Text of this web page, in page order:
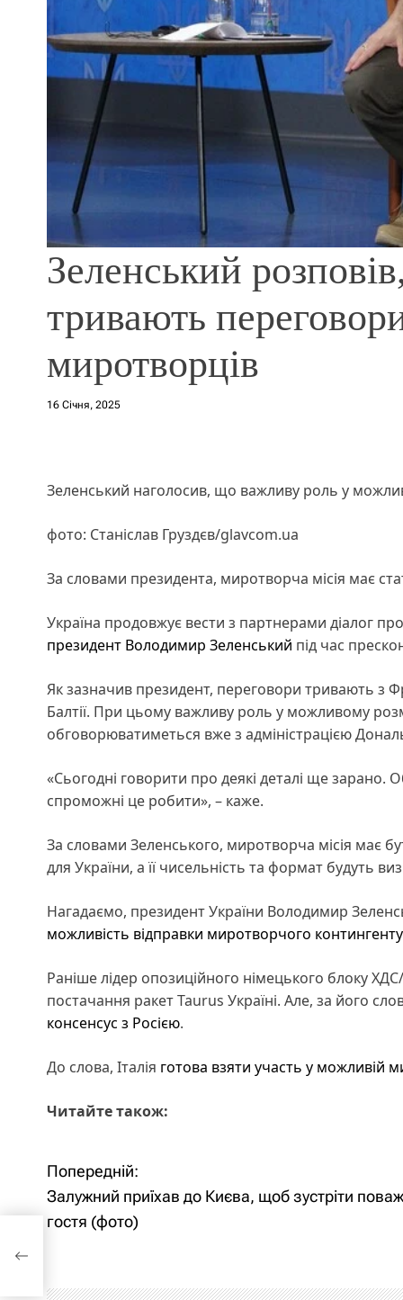
Зеленський
тривають
миротворців
16 Січня, 2025
Зеленський наголосив, що важливу роль у
фото: Станіслав Груздєв/glavcom.ua
За словами президента, миротворча місія має
Україна продовжує вести з партнерами діалог
президент Володимир Зеленський під час
Як зазначив президент, переговори тривають з
Балтії. При цьому важливу роль у можливому
обговорюватиметься вже з адміністрацією
«Сьогодні говорити про деякі деталі ще
спроможні це робити», – каже.
За словами Зеленського, миротворча місія має
для України, а її чисельність та формат будуть
Нагадаємо, президент України Володимир
можливість відправки миротворчого контингенту
Раніше лідер опозиційного німецького блоку
постачання ракет Taurus Україні. Але, за його
консенсус з Росією.
До слова, Італія готова взяти участь у можливій
Читайте також:
Н
а
і
Попередній:
Залужний приїхав до Києва, щоб зустріти
гостя (фото)